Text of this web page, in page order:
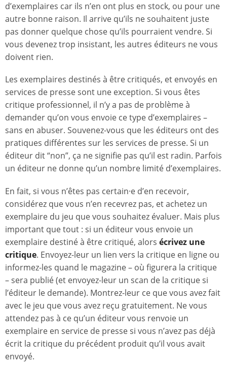
d’exemplaires car ils n’en ont plus en stock, ou pour une
autre bonne raison. Il arrive qu’ils ne souhaitent juste
pas donner quelque chose qu’ils pourraient vendre. Si
vous devenez trop insistant, les autres éditeurs ne vous
doivent rien.
Les exemplaires destinés à être critiqués, et envoyés en
services de presse sont une exception. Si vous êtes
critique professionnel, il n’y a pas de problème à
demander qu’on vous envoie ce type d’exemplaires –
sans en abuser. Souvenez-vous que les éditeurs ont des
pratiques différentes sur les services de presse. Si un
éditeur dit “non”, ça ne signifie pas qu’il est radin. Parfois
un éditeur ne donne qu’un nombre limité d’exemplaires.
En fait, si vous n’êtes pas certain·e d’en recevoir,
considérez que vous n’en recevrez pas, et achetez un
exemplaire du jeu que vous souhaitez évaluer. Mais plus
important que tout : si un éditeur vous envoie un
exemplaire destiné à être critiqué, alors écrivez une
critique. Envoyez-leur un lien vers la critique en ligne ou
informez-les quand le magazine – où figurera la critique
– sera publié (et envoyez-leur un scan de la critique si
l’éditeur le demande). Montrez-leur ce que vous avez fait
avec le jeu que vous avez reçu gratuitement. Ne vous
attendez pas à ce qu’un éditeur vous renvoie un
exemplaire en service de presse si vous n’avez pas déjà
écrit la critique du précédent produit qu’il vous avait
envoyé.